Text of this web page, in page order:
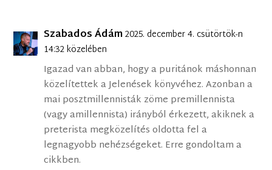
Szabados Ádám2025. december 4. csütörtök-n
14:32 közelében
Igazad van abban, hogy a puritánok máshonnan
közelítettek a Jelenések könyvéhez. Azonban a
mai posztmillennisták zöme premillennista
(vagy amillennista) irányból érkezett, akiknek a
preterista megközelítés oldotta fel a
legnagyobb nehézségeket. Erre gondoltam a
cikkben.